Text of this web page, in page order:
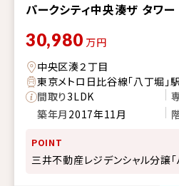
パークシティ中央湊ザ タワー
30,980 万円
中央区湊２丁目
東京メトロ日比谷線「八丁堀
間取り3LDK
築年月 2017年11月
POINT
三井不動産レジデンシャル分譲「